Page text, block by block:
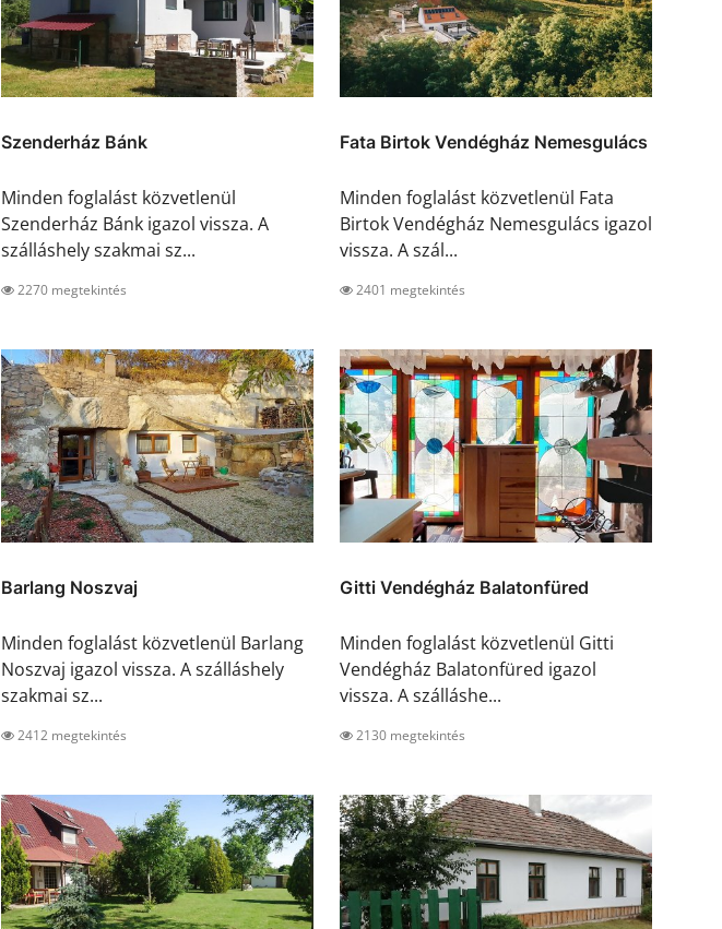
Szenderház Bánk
Minden foglalást közvetlenül
Szenderház Bánk igazol vissza. A
szálláshely szakmai sz...
2270 megtekintés
Fata Birtok Vendégház Nemesgulács
Minden foglalást közvetlenül Fata
Birtok Vendégház Nemesgulács igazol
vissza. A szál...
2401 megtekintés
Barlang Noszvaj
Minden foglalást közvetlenül Barlang
Noszvaj igazol vissza. A szálláshely
szakmai sz...
2412 megtekintés
Gitti Vendégház Balatonfüred
Minden foglalást közvetlenül Gitti
Vendégház Balatonfüred igazol
vissza. A szálláshe...
2130 megtekintés